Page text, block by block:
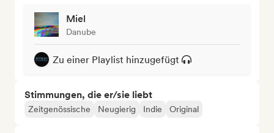
Miel
Danube
Zu einer Playlist hinzugefügt
Stimmungen, die er/sie liebt
Zeitgenössische Neugierig Indie Original